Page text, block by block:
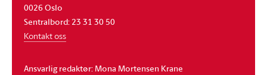
0026 Oslo
Sentralbord: 23 31 30 50
Kontakt oss
Ansvarlig redaktør: Mona Mortensen Krane